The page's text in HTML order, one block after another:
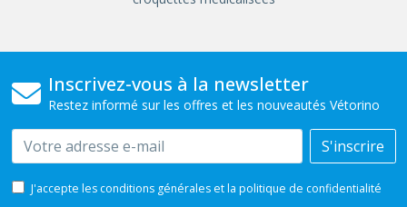
Inscrivez-vous à la newsletter
Restez informé sur les offres et les nouveautés Vétorino
Email S'inscrire
J'accepte les conditions générales et la politique de confidentialité